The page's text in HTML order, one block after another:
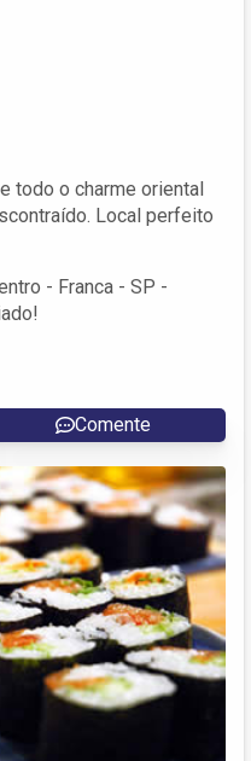
todo o charme oriental
Local perfeito
- Franca - SP -
Comente